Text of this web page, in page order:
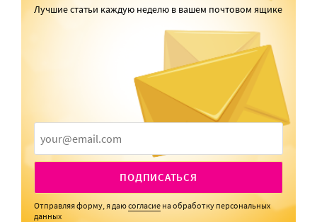
Лучшие статьи каждую неделю в вашем почтовом ящике
ПОДПИСАТЬСЯ
Отправляя форму, я даюсогласие на обработку персональных
данных